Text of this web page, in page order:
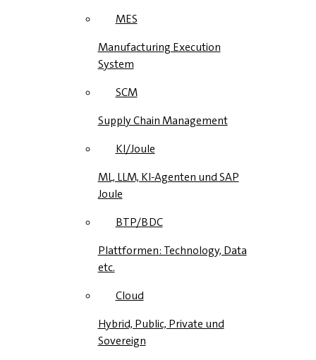
MES
Manufacturing Execution
System
SCM
Supply Chain Management
KI/Joule
ML, LLM, KI-Agenten und SAP
Joule
BTP/BDC
Plattformen: Technology, Data
etc.
Cloud
Hybrid, Public, Private und
Sovereign